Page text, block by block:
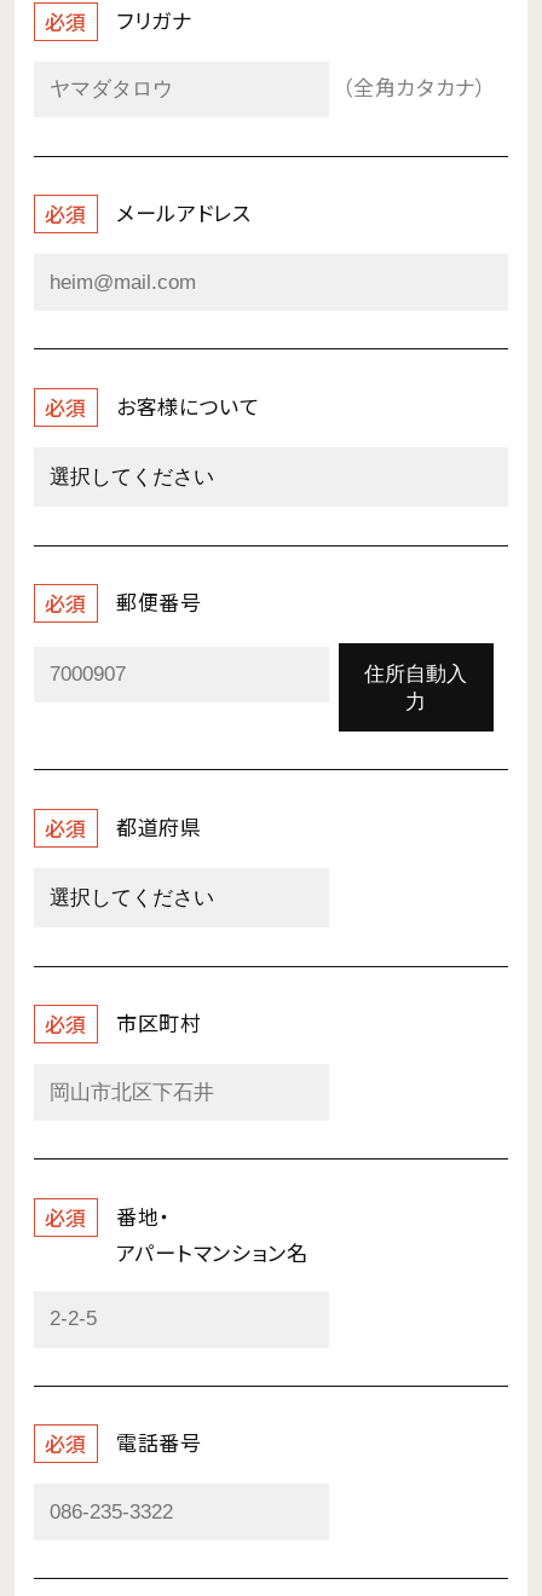
必須 フリガナ
（全角カタカナ）
必須 メールアドレス
必須 お客様について
必須 郵便番号
住所自動入
力
必須 都道府県
必須 市区町村
必須
番地・
アパートマンション名
必須 電話番号